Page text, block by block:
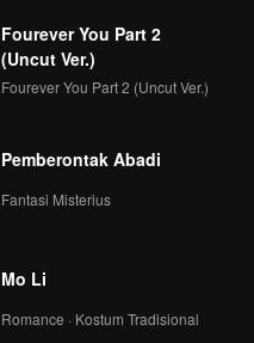
EP36: Dua Dunia,
Satu Hati
EP37: Dua Dunia,
Satu Hati
EP38: Dua Dunia,
Satu Hati
Fourever You Part 2
(Uncut Ver.)
Fourever You Part 2 (Uncut Ver.)
Pemberontak Abadi
Fantasi Misterius
Mo Li
Romance · Kostum Tradisional